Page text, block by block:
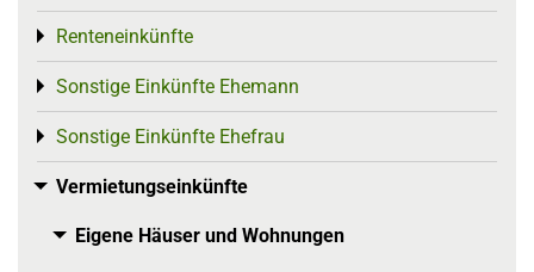
Renteneinkünfte
Toggle menu
Sonstige Einkünfte Ehemann
Toggle menu
Sonstige Einkünfte Ehefrau
Toggle menu
Vermietungseinkünfte
Toggle menu
Eigene Häuser und Wohnungen
Toggle menu